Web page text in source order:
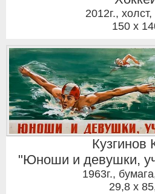
2012г.,
150 x
Кузгинов
"Юноши и девушки,
1963г.,
29,8 x